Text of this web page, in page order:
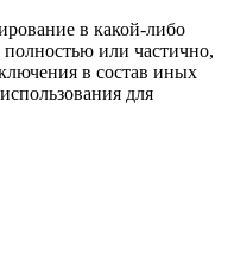
в какой-либо
или частично,
в состав иных
для